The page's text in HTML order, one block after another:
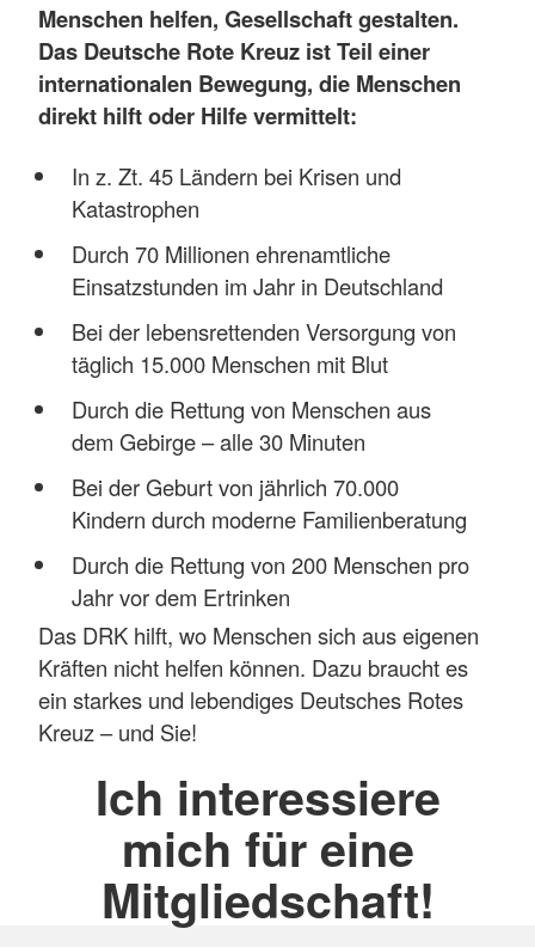
Menschen helfen, Gesellschaft gestalten.
Das Deutsche Rote Kreuz ist Teil einer
internationalen Bewegung, die Menschen
direkt hilft oder Hilfe vermittelt:
In z. Zt. 45 Ländern bei Krisen und
Katastrophen
Durch 70 Millionen ehrenamtliche
Einsatzstunden im Jahr in Deutschland
Bei der lebensrettenden Versorgung von
täglich 15.000 Menschen mit Blut
Durch die Rettung von Menschen aus
dem Gebirge – alle 30 Minuten
Bei der Geburt von jährlich 70.000
Kindern durch moderne Familienberatung
Durch die Rettung von 200 Menschen pro
Jahr vor dem Ertrinken
Das DRK hilft, wo Menschen sich aus eigenen
Kräften nicht helfen können. Dazu braucht es
ein starkes und lebendiges Deutsches Rotes
Kreuz – und Sie!
Ich interessiere
mich für eine
Mitgliedschaft!